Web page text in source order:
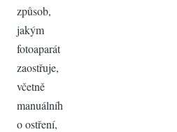
způsob,
jakým
fotoaparát
zaostřuje,
včetně
manuálníh
o ostření,